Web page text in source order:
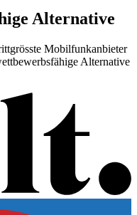
Alternative
Mobilfunkanbieter
Alternative